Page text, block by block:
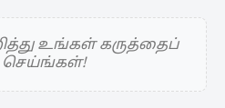
உங்கள் கருத்தைப்
செய்ங்கள்!